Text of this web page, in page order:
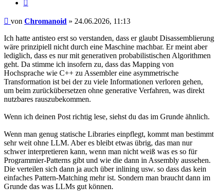
Beitrag
von Chromanoid » 24.06.2026, 11:13
Ich hatte antisteo erst so verstanden, dass er glaubt Disassemblierung
wäre prinzipiell nicht durch eine Maschine machbar. Er meint aber
lediglich, dass es nur mit generativen probabilistischen Algorithmen
geht. Da stimme ich insofern zu, dass das Mapping von
Hochsprache wie C++ zu Assembler eine asymmetrische
Transformation ist bei der zu viele Informationen verloren gehen,
um beim zurückübersetzen ohne generative Verfahren, was direkt
nutzbares rauszubekommen.
Wenn ich deinen Post richtig lese, siehst du das im Grunde ähnlich.
Wenn man genug statische Libraries einpflegt, kommt man bestimmt
sehr weit ohne LLM. Aber es bleibt etwas übrig, das man nur
schwer interpretieren kann, wenn man nicht weiß was es so für
Programmier-Patterns gibt und wie die dann in Assembly aussehen.
Die verteilen sich dann ja auch über inlining usw. so dass das kein
einfaches Pattern-Matching mehr ist. Sondern man braucht dann im
Grunde das was LLMs gut können.